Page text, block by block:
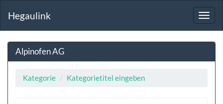
Hegaulink
Alpinofen AG
Kategorie Kategorietitel eingeben